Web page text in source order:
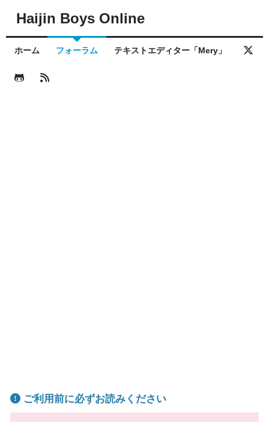
Haijin Boys Online
ホーム フォーラム テキストエディター「Mery」
ご利用前に必ずお読みください